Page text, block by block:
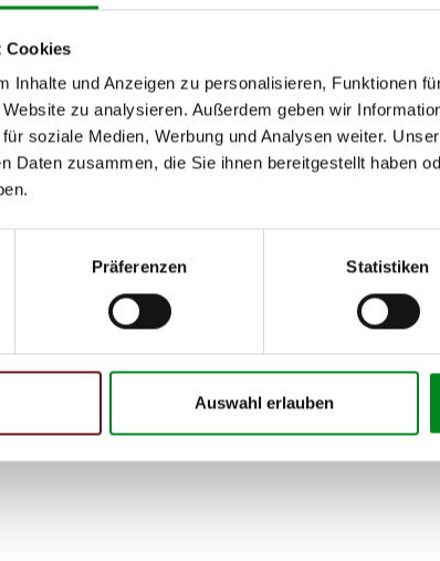
Cookies
Inhalte und Anzeigen zu personalisieren, Funktionen
zu analysieren. Außerdem geben wir
soziale Medien, Werbung und Analysen weiter.
Daten zusammen, die Sie ihnen bereitgestellt haben
Präferenzen Statistiken
Auswahl erlauben
unseren Support kontaktieren (
zu 2 (2.1) und zu 3 (2.2) oderFahrgestellnummer.